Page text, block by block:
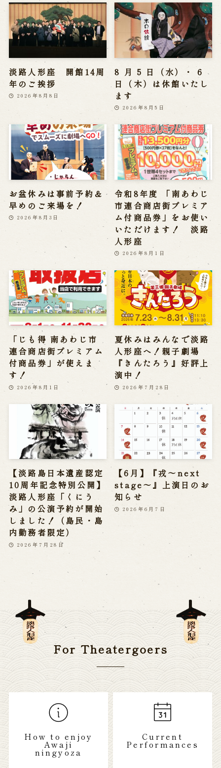
淡路人形座 開館14周
年のご挨拶
2026年8月8日
8 月 5 日（水）・ 6
日（木）は休館いたし
ます
2026年8月5日
お盆休みは事前予約＆
早めのご来場を！
2026年8月3日
令和8年度 「南あわじ
市連合商店街プレミア
ム付商品券」をお使い
いただけます！ 淡路
人形座
2026年8月1日
「じも得 南あわじ市
連合商店街プレミアム
付商品券」が使えま
す！
2026年8月1日
夏休みはみんなで淡路
人形座へ！親子劇場
『きんたろう』好評上
演中！
2026年7月28日
【淡路島日本遺産認定
10周年記念特別公開】
淡路人形座「くにう
み」の公演予約が開始
しました！（島民・島
内勤務者限定）
2026年7月28日
【6月】『戎～next
stage～』上演日のお
知らせ
2026年6月7日
For Theatergoers
How to enjoy
Awaji
ningyoza
Current
Performances